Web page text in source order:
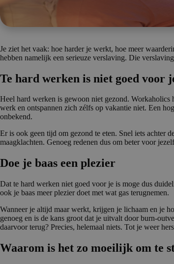
Je ziet het vaak: hoe harder je werkt, hoe meer
hebben namelijk een serieuze verslaving. Die
Te hard werken is niet goed voor
Heel hard werken is gewoon niet gezond. Workaholics
werk en ontspannen zich zélfs op vakantie niet. Een
onbekend.
Er is ook geen tijd om gezond te eten. Snel iets achter
maagklachten. Genoeg redenen dus om beter voor
Doe je baas een plezier
Dat te hard werken niet goed voor je is moge dus
ook je baas meer plezier doet met wat gas terugnemen.
Wanneer je altijd maar werkt, krijgen je lichaam en je
genoeg en is de kans groot dat je uitvalt door burn-
daarvoor terug? Precies, helemaal niets. Tot je weer
Waarom is het zo moeilijk om te